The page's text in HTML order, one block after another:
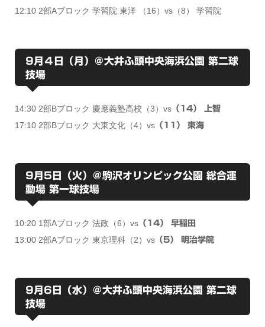
12:10 2部Aブロック 学習院 東洋 （16）vs（8） 学習院
9月４日（月）＠大井ふ頭中央海浜公園 第二球
技場
14:30 2部Bブロック 慶應義塾高校（3）vs（14） 上智
17:10 2部Bブロック 大東文化（4）vs（11） 東海
9月5日（火）＠駒沢オリンピック公園 総合運
動場 第一球技場
10:20 1部Aブロック 法政（6）vs（14） 早稲田
13:00 2部Aブロック 東京理科（2）vs（5） 明治学院
9月6日（水）＠大井ふ頭中央海浜公園 第二球
技場